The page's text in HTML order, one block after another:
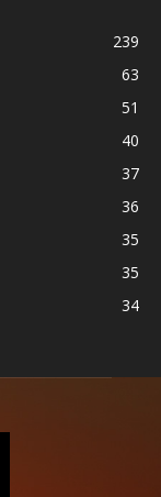
239
63
51
40
37
36
35
35
34